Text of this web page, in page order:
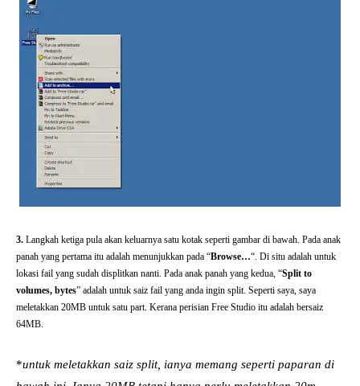
3. Langkah ketiga pula akan keluarnya satu kotak seperti gambar di bawah. Pada anak
panah yang pertama itu adalah menunjukkan pada “Browse…“. Di situ adalah untuk
lokasi fail yang sudah displitkan nanti. Pada anak panah yang kedua, “Split to
volumes, bytes” adalah untuk saiz fail yang anda ingin split. Seperti saya, saya
meletakkan 20MB untuk satu part. Kerana perisian Free Studio itu adalah bersaiz
64MB.
*untuk meletakkan saiz split, ianya memang seperti paparan di